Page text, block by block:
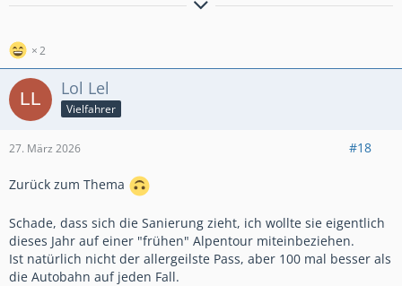
Ich kann gut Mitmenschen umgehen.
2
Lol Lel
Vielfahrer
27. März 2026 #18
Zurück zum Thema
Schade, dass sich die Sanierung zieht, ich wollte sie eigentlich
dieses Jahr auf einer "frühen" Alpentour miteinbeziehen.
Ist natürlich nicht der allergeilste Pass, aber 100 mal besser als
die Autobahn auf jeden Fall.